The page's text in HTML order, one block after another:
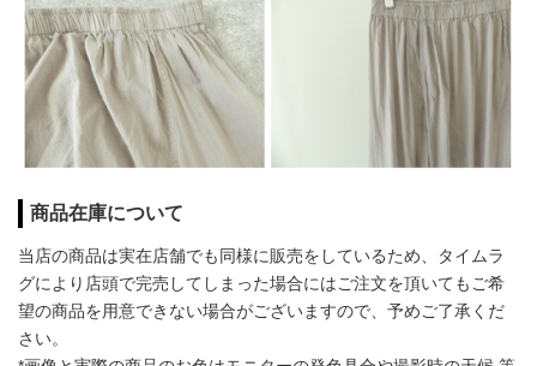
商品在庫について
当店の商品は実在店舗でも同様に販売をしているため、タイムラ
グにより店頭で完売してしまった場合にはご注文を頂いてもご希
望の商品を用意できない場合がございますので、予めご了承くだ
さい。